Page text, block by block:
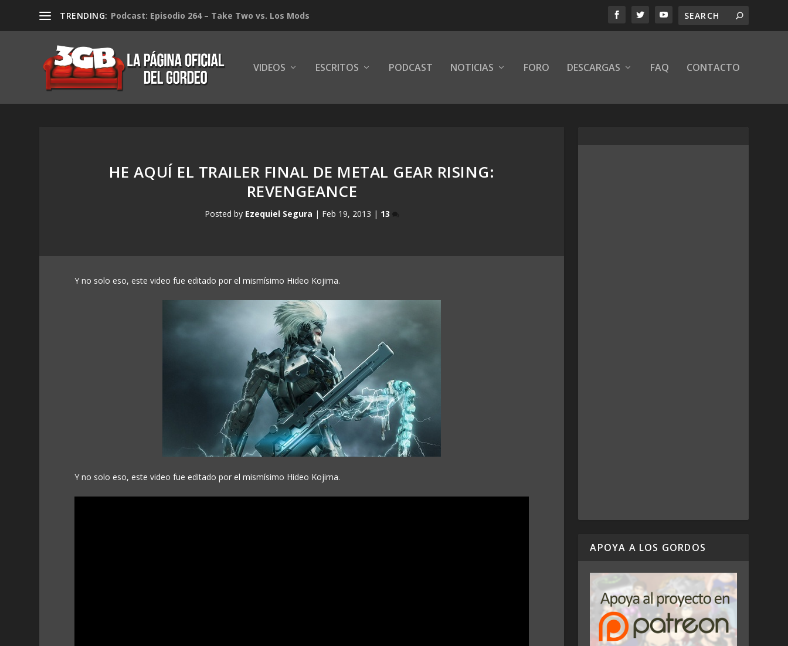
TRENDING: Podcast: Episodio 264 – Take Two vs. Los Mods
VIDEOS ESCRITOS PODCAST NOTICIAS FORO DESCARGAS FAQ CONTACTO
HE AQUÍ EL TRAILER FINAL DE METAL GEAR RISING:
REVENGEANCE
Posted by Ezequiel Segura | Feb 19, 2013 | 13
Y no solo eso, este video fue editado por el mismísimo Hideo Kojima.
Y no solo eso, este video fue editado por el mismísimo Hideo Kojima.
APOYA A LOS GORDOS